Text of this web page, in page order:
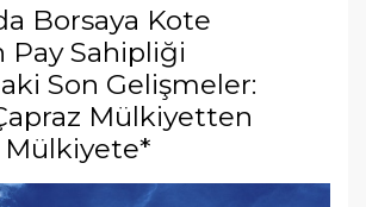
Borsaya Kote
Pay Sahipliği
Son Gelişmeler:
Çapraz Mülkiyetten